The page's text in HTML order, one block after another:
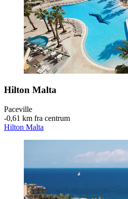
Hilton Malta
Paceville
‐0,61 km fra centrum
Hilton Malta